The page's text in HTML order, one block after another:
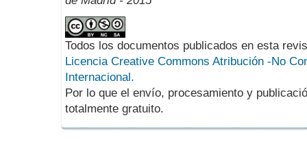
Todos los documentos publicados en esta
Licencia Creative Commons Atribución -No
Internacional.
Por lo que el envío, procesamiento y
totalmente gratuito.